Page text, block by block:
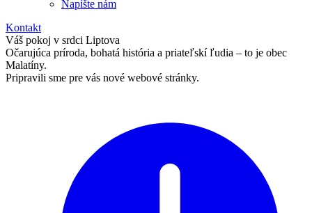
Napíšte nám
Kontakt
Váš pokoj v srdci Liptova
Očarujúca príroda, bohatá história a priateľskí ľudia – to je obec
Malatíny.
Pripravili sme pre vás nové webové stránky.